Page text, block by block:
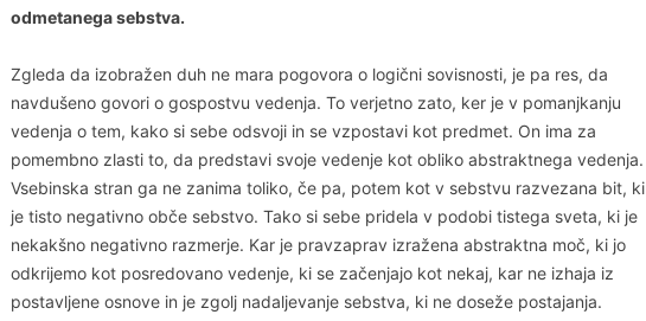
odmetanega sebstva.
Zgleda da izobražen duh ne mara pogovora o logični sovisnosti, je pa res, da
navdušeno govori o gospostvu vedenja. To verjetno zato, ker je v pomanjkanju
vedenja o tem, kako si sebe odsvoji in se vzpostavi kot predmet. On ima za
pomembno zlasti to, da predstavi svoje vedenje kot obliko abstraktnega vedenja.
Vsebinska stran ga ne zanima toliko, če pa, potem kot v sebstvu razvezana bit, ki
je tisto negativno obče sebstvo. Tako si sebe pridela v podobi tistega sveta, ki je
nekakšno negativno razmerje. Kar je pravzaprav izražena abstraktna moč, ki jo
odkrijemo kot posredovano vedenje, ki se začenjajo kot nekaj, kar ne izhaja iz
postavljene osnove in je zgolj nadaljevanje sebstva, ki ne doseže postajanja.